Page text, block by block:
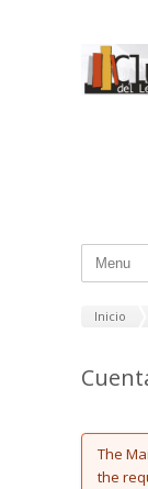
Inicio
The
the